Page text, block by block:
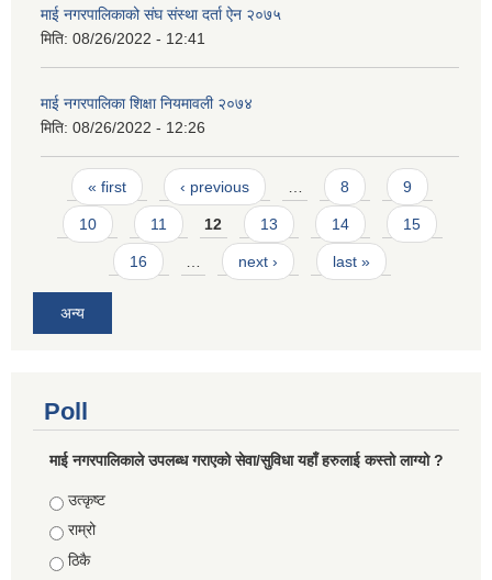
माई नगरपालिकाको संघ संस्था दर्ता ऐन २०७५
मिति: 08/26/2022 - 12:41
माई नगरपालिका शिक्षा नियमावली २०७४
मिति: 08/26/2022 - 12:26
Pages
« first ‹ previous … 8 9
10 11 12 13 14 15
16 … next › last »
अन्य
Poll
माई नगरपालिकाले उपलब्ध गराएको सेवा/सुविधा यहाँ हरुलाई कस्तो लाग्यो ?
Choices
उत्कृष्ट
राम्रो
ठिकै